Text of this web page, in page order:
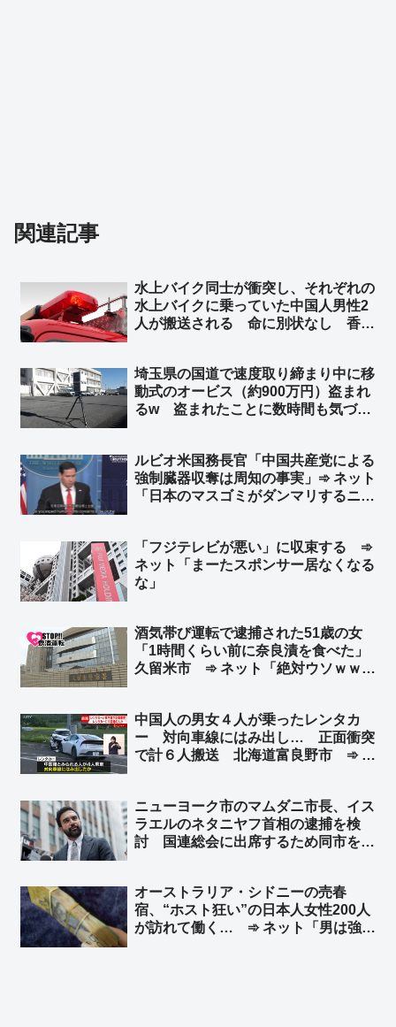
関連記事
水上バイク同士が衝突し、それぞれの
水上バイクに乗っていた中国人男性2
人が搬送される 命に別状なし 香川
る」「特殊小型船舶の免許持ってるか
も調べろ」
埼玉県の国道で速度取り締まり中に移
動式のオービス（約900万円）盗まれ
るw 盗まれたことに数時間も気づか
ないよう注意呼びかけの埼玉県警がこ
れw」
ルビオ米国務長官「中国共産党による
強制臓器収奪は周知の事実」➾ ネット
「日本のマスゴミがダンマリするニュ
「フジテレビが悪い」に収束する ➾
ネット「まーたスポンサー居なくなる
な」
酒気帯び運転で逮捕された51歳の女
「1時間くらい前に奈良漬を食べた」
久留米市 ➾ ネット「絶対ウソｗｗｗ
中国人の男女４人が乗ったレンタカ
ー 対向車線にはみ出し… 正面衝突
で計６人搬送 北海道富良野市 ➾ ネ
ニューヨーク市のマムダニ市長、イス
ラエルのネタニヤフ首相の逮捕を検
討 国連総会に出席するため同市を訪
いよね？」
オーストラリア・シドニーの売春
宿、“ホスト狂い”の日本人女性200人
が訪れて働く… ➾ ネット「男は強